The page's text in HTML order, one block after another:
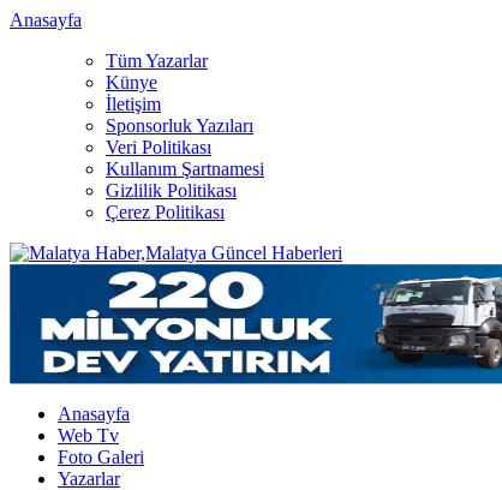
Anasayfa
Tüm Yazarlar
Künye
İletişim
Sponsorluk Yazıları
Veri Politikası
Kullanım Şartnamesi
Gizlilik Politikası
Çerez Politikası
Anasayfa
Web Tv
Foto Galeri
Yazarlar